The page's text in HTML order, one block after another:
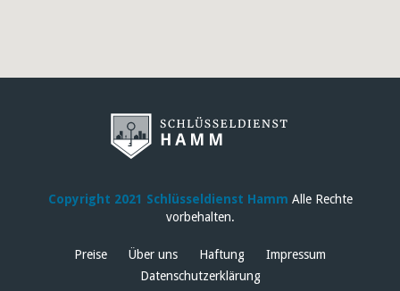
Copyright 2021 Schlüsseldienst Hamm Alle Rechte
vorbehalten.
Preise Über uns Haftung
Impressum
Datenschutzerklärung